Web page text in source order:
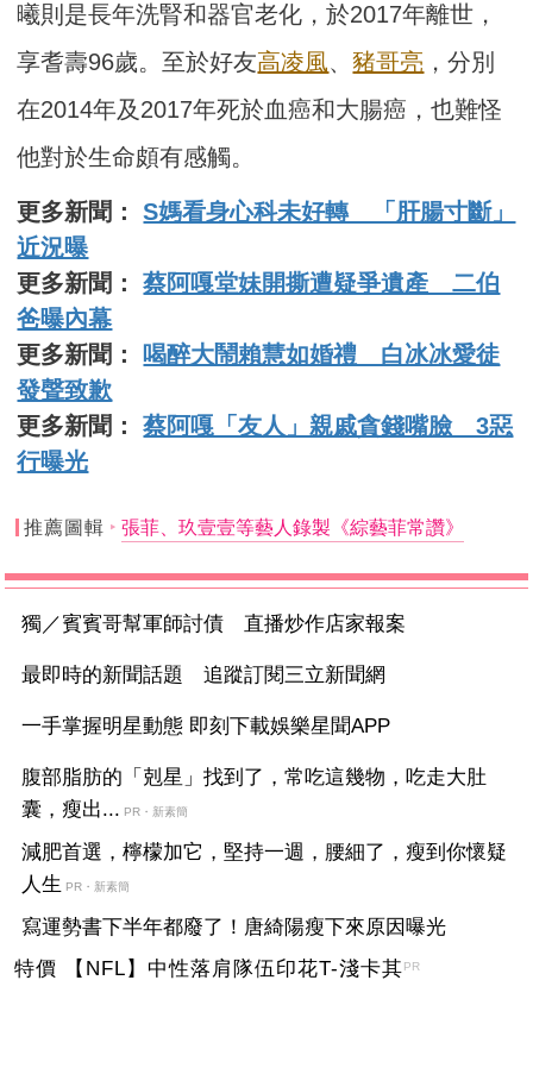
曦則是長年洗腎和器官老化，於2017年離世，
享耆壽96歲。至於好友高凌風、豬哥亮 ，分別
在2014年及2017年死於血癌和大腸癌，也難怪
他對於生命頗有感觸。
更多新聞：S媽看身心科未好轉 「肝腸寸斷」
近況曝
更多新聞：蔡阿嘎堂妹開撕遭疑爭遺產 二伯
爸曝內幕
更多新聞： 喝醉大鬧賴慧如婚禮 白冰冰愛徒
發聲致歉
更多新聞：蔡阿嘎「友人」親戚貪錢嘴臉 3惡
行曝光
推薦圖輯 張菲、玖壹壹等藝人錄製《綜藝菲常讚》
獨／賓賓哥幫軍師討債 直播炒作店家報案
最即時的新聞話題 追蹤訂閱三立新聞網
一手掌握明星動態 即刻下載娛樂星聞APP
腹部脂肪的「剋星」找到了，常吃這幾物，吃走大肚
囊，瘦出... PR・新素簡
減肥首選，檸檬加它，堅持一週，腰細了，瘦到你懷疑
人生 PR・新素簡
寫運勢書下半年都廢了！唐綺陽瘦下來原因曝光
特價 【NFL】中性落肩隊伍印花T-淺卡其PR